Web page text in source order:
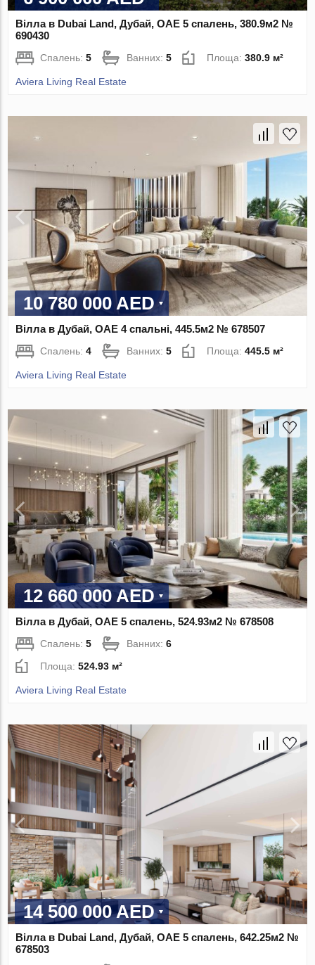
Вілла в Dubai Land, Дубай, ОАЕ 5 спалень, 380.9м2 №
690430
Спалень:5 Ванних:5 Площа:380.9 м²
Aviera Living Real Estate
10 780 000 AED
Вілла в Дубай, ОАЕ 4 спальні, 445.5м2 № 678507
Спалень:4 Ванних:5 Площа:445.5 м²
Aviera Living Real Estate
12 660 000 AED
Вілла в Дубай, ОАЕ 5 спалень, 524.93м2 № 678508
Спалень:5 Ванних:6
Площа:524.93 м²
Aviera Living Real Estate
14 500 000 AED
Вілла в Dubai Land, Дубай, ОАЕ 5 спалень, 642.25м2 №
678503